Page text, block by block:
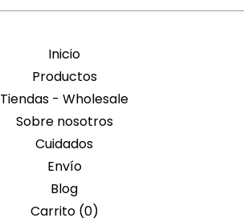
Inicio
Productos
Tiendas - Wholesale
Sobre nosotros
Cuidados
Envío
Blog
Carrito (0)